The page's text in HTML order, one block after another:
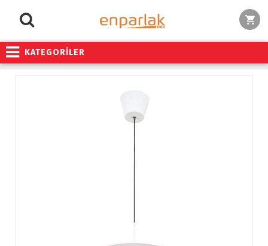
KATEGORİLER